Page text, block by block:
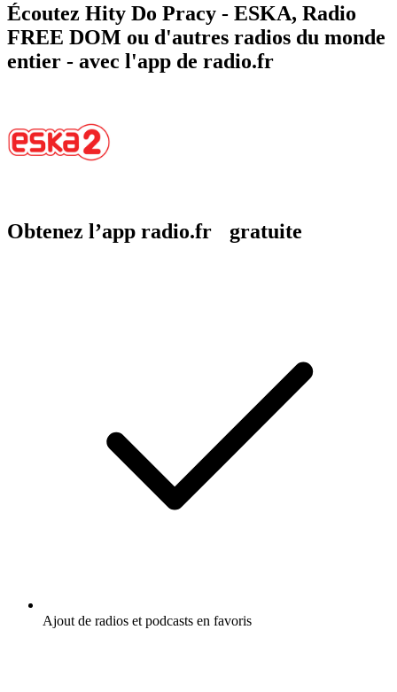
Écoutez Hity Do Pracy - ESKA, Radio
FREE DOM ou d'autres radios du monde
entier - avec l'app de radio.fr
Obtenez l’app radio.fr gratuite
Ajout de radios et podcasts en favoris